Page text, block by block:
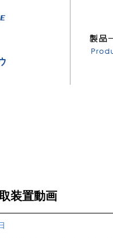
装置動画